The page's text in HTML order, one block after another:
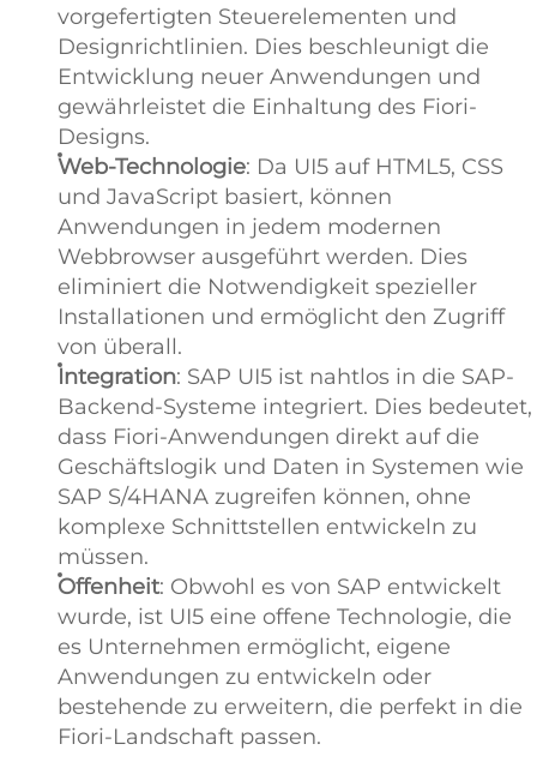
vorgefertigten Steuerelementen und
Designrichtlinien. Dies beschleunigt die
Entwicklung neuer Anwendungen und
gewährleistet die Einhaltung des Fiori-
Designs.
Web-Technologie: Da UI5 auf HTML5, CSS
und JavaScript basiert, können
Anwendungen in jedem modernen
Webbrowser ausgeführt werden. Dies
eliminiert die Notwendigkeit spezieller
Installationen und ermöglicht den Zugriff
von überall.
Integration: SAP UI5 ist nahtlos in die SAP-
Backend-Systeme integriert. Dies bedeutet,
dass Fiori-Anwendungen direkt auf die
Geschäftslogik und Daten in Systemen wie
SAP S/4HANA zugreifen können, ohne
komplexe Schnittstellen entwickeln zu
müssen.
Offenheit: Obwohl es von SAP entwickelt
wurde, ist UI5 eine offene Technologie, die
es Unternehmen ermöglicht, eigene
Anwendungen zu entwickeln oder
bestehende zu erweitern, die perfekt in die
Fiori-Landschaft passen.